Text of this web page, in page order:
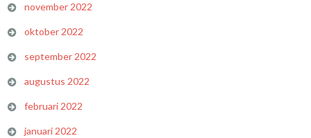
november 2022
oktober 2022
september 2022
augustus 2022
februari 2022
januari 2022